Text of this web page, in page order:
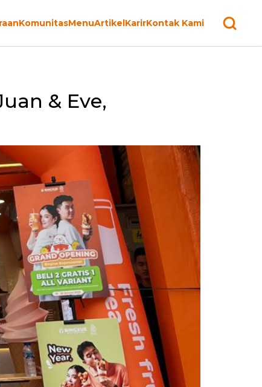
KomunitasMenuArtikelKarirKontak Kami
& Eve,